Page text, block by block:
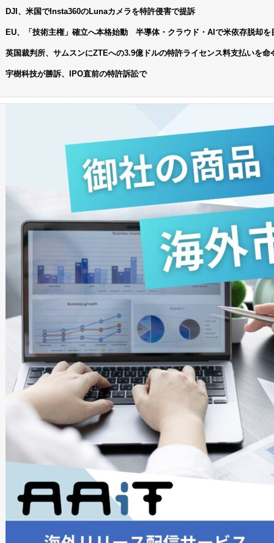
DJI、米国でInsta360のLunaカメラを特許侵害で提訴
EU、「技術主権」確立へ本格始動 半導体・クラウド・AIで米依存脱却を
英国裁判所、サムスンにZTEへの3.9億ドルの特許ライセンス料支払いを命
宇樹科技が勝訴、IPO直前の特許訴訟で